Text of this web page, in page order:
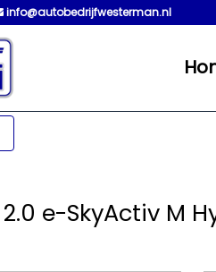
info@autobedrijfwesterman.nl
2.0 e-SkyActiv M